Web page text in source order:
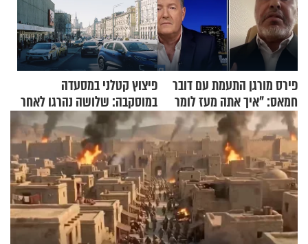
פירס מורגן התעמת עם דובר
חמאס: "איך אתה מעז לומר
שלא ביצעתם פשעי מלחמה?!"
פיצוץ קטלני במסעדה
במוסקבה: שלושה נהרגו לאחר
שמטען שנשאה אישה התפוצץ